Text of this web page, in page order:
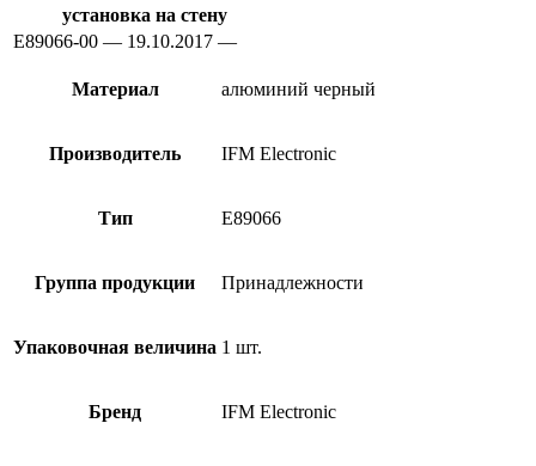
установка на стену
E89066-00 — 19.10.2017 —
Материал алюминий черный
Производитель IFM Electronic
Тип E89066
Группа продукции Принадлежности
Упаковочная величина 1 шт.
Бренд IFM Electronic